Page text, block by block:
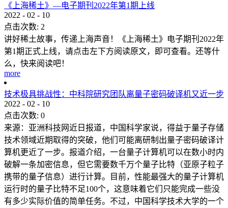
《上海稀土》—电子期刊2022年第1期上线
2022 - 02 - 10
点击次数: 2
讲好稀土故事，传递上海声音！《上海稀土》电子期刊2022年
第1期正式上线，请点击左下方阅读原文，即可查看。还等什
么，快来阅读吧！
more
技术极具挑战性：中科院研究团队离量子密码破译机又近一步
2022 - 02 - 10
点击次数: 0
来源：亚洲科技网近日报道，中国科学家说，得益于量子存储
技术领域近期取得的突破，他们可能离研制出量子密码破译计
算机更近了一步。报道介绍，一台量子计算机可以在数小时内
破解一条加密信息，但它需要数千万个量子比特（亚原子粒子
携带的量子信息）进行计算。目前，性能最强大的量子计算机
运行时的量子比特不足100个，这意味着它们只能完成一些没
有多少实际价值的简单任务。不过，中国科学技术大学的一个